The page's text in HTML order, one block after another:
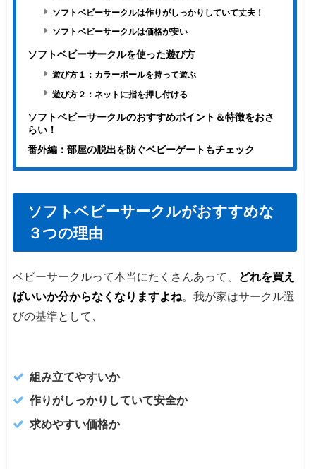
ソフトベビーサークルは作りがしっかりしていて丈夫！
ソフトベビーサークルは価格が安い
ソフトベビーサークルを使った遊び方
遊び方１：カラーボールを持って遊ぶ
遊び方２：ネットに指を押し付ける
ソフトベビーサークルのおすすめポイント＆特徴をおさ
らい！
番外編：部屋の脱出を防ぐベビーゲートもチェック
ソフトベビーサークルがおすすめな
３つの理由
ベビーサークルって本当にたくさんあって、
どれを買え
ばいいか分からなくなりますよね 。我が家はサークル選
びの基準として、
組み立てやすいか
作りがしっかりしていて安全か
求めやすい価格か